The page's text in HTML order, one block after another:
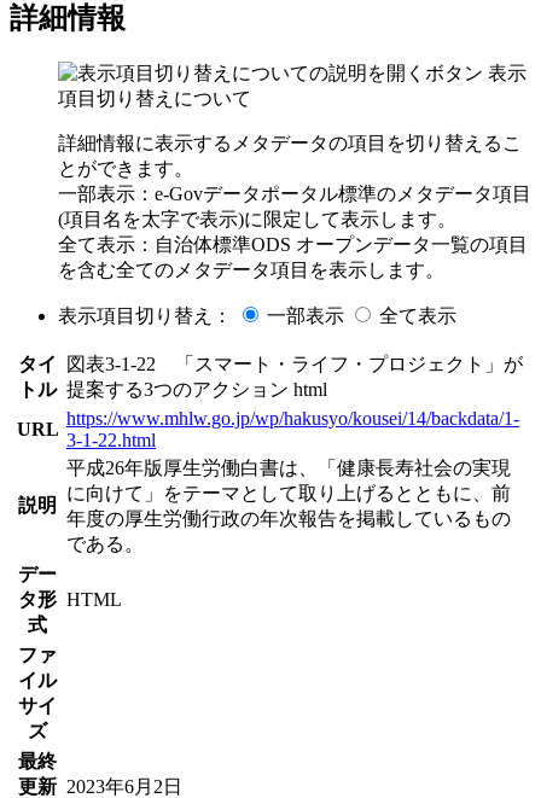
詳細情報
表示
項目切り替えについて
詳細情報に表示するメタデータの項目を切り替えるこ
とができます。
一部表示：e-Govデータポータル標準のメタデータ項目
(項目名を太字で表示)に限定して表示します。
全て表示：自治体標準ODS オープンデータ一覧の項目
を含む全てのメタデータ項目を表示します。
表示項目切り替え： 一部表示 全て表示
タイ
トル
図表3-1-22 「スマート・ライフ・プロジェクト」が
提案する3つのアクション html
URL
https://www.mhlw.go.jp/wp/hakusyo/kousei/14/backdata/1-
3-1-22.html
説明
平成26年版厚生労働白書は、「健康長寿社会の実現
に向けて」をテーマとして取り上げるとともに、前
年度の厚生労働行政の年次報告を掲載しているもの
である。
デー
タ形
式
HTML
ファ
イル
サイ
ズ
最終
更新 2023年6月2日